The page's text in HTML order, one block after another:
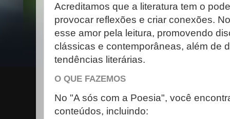
Acreditamos que a literatura tem o
provocar reflexões e criar conexões.
esse amor pela leitura, promovendo
clássicas e contemporâneas, além de
tendências literárias.
O QUE FAZEMOS
No "A sós com a Poesia", você
conteúdos, incluindo: